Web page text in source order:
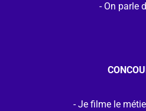
On parle
Je filme le